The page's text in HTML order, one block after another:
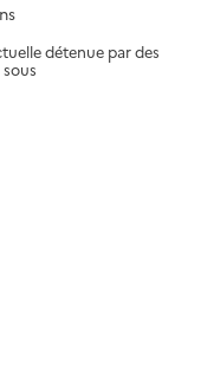
détenue par des